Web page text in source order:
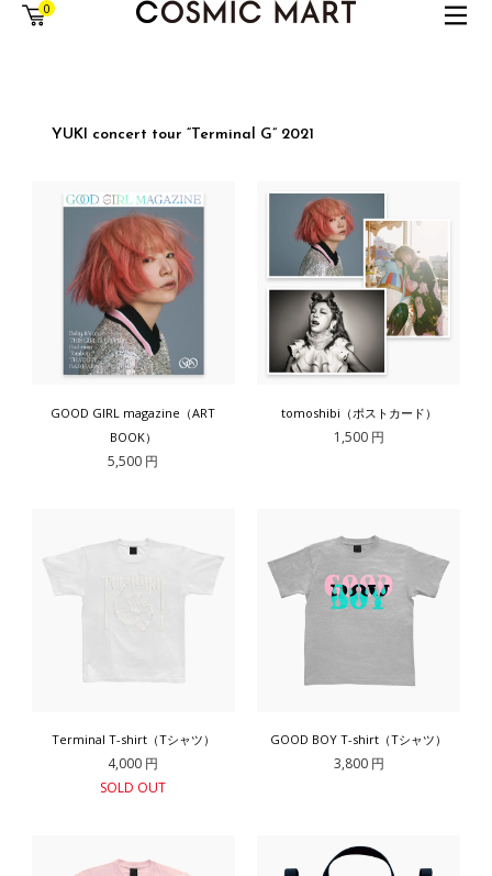
0
YUKI concert tour “Terminal G” 2021
GOOD GIRL magazine（ART
BOOK）
5,500 円
tomoshibi（ポストカード）
1,500 円
Terminal T-shirt（Tシャツ）
4,000 円
SOLD OUT
GOOD BOY T-shirt（Tシャツ）
3,800 円